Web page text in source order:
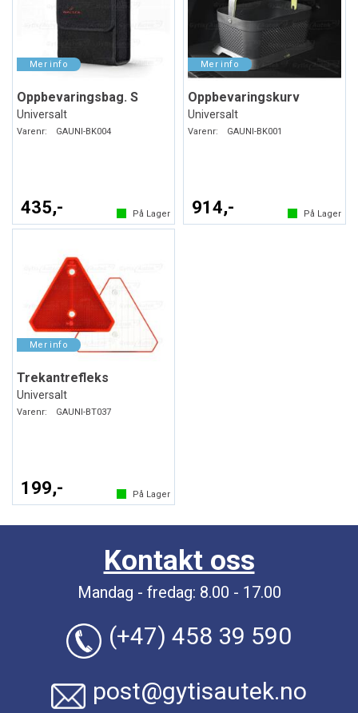
Oppbevaringsbag. S
Universalt
Varenr: GAUNI-BK004
435,- På Lager
Oppbevaringskurv
Universalt
Varenr: GAUNI-BK001
914,- På Lager
Trekantrefleks
Universalt
Varenr: GAUNI-BT037
199,- På Lager
Kontakt oss
Mandag - fredag: 8.00 - 17.00
(+47) 458 39 590
post@gytisautek.no